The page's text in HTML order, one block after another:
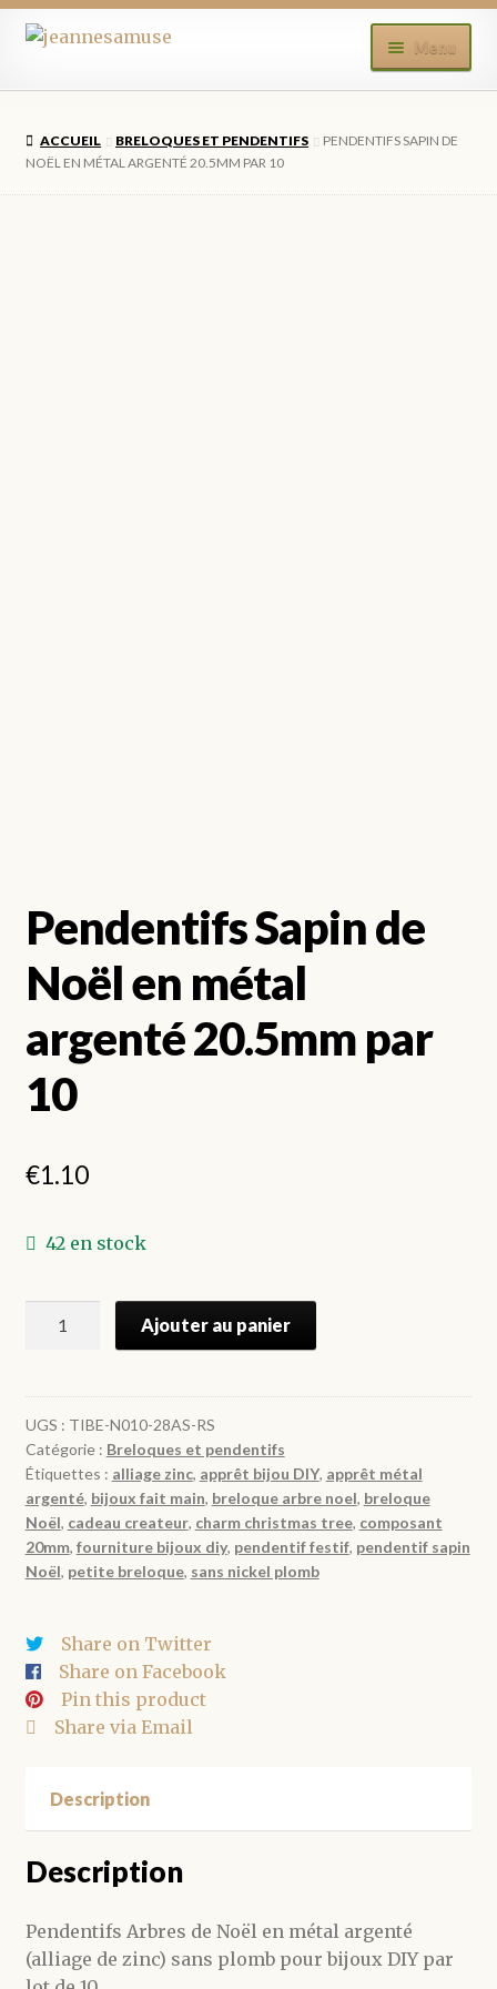
Aller
la
Aller
contenu
Menu
BOUTIQUE
ACCUEIL BRELOQUES ET PENDENTIFS
PENDENTIFS SAPIN DE
NOËL EN MÉTAL ARGENTÉ 20.5MM PAR 10
Pendentifs Sapin de
Noël en métal
argenté 20.5mm par
10
€1.10
42 en stock
Sapin
de
Noël
en
métal
argenté
20.5mm
Ajouter au panier
UGS : TIBE-N010-28AS-RS
Catégorie : Breloques et pendentifs
Étiquettes : alliage zinc, apprêt bijou DIY, apprêt métal
argenté, bijoux fait main, breloque arbre noel, breloque
Noël, cadeau createur, charm christmas tree, composant
20mm, fourniture bijoux diy, pendentif festif, pendentif sapin
Noël, petite breloque, sans nickel plomb
Share on Twitter
Share on Facebook
Pin this product
Share via Email
Description
Description
Pendentifs Arbres de Noël en métal argenté
(alliage de zinc) sans plomb pour bijoux DIY par